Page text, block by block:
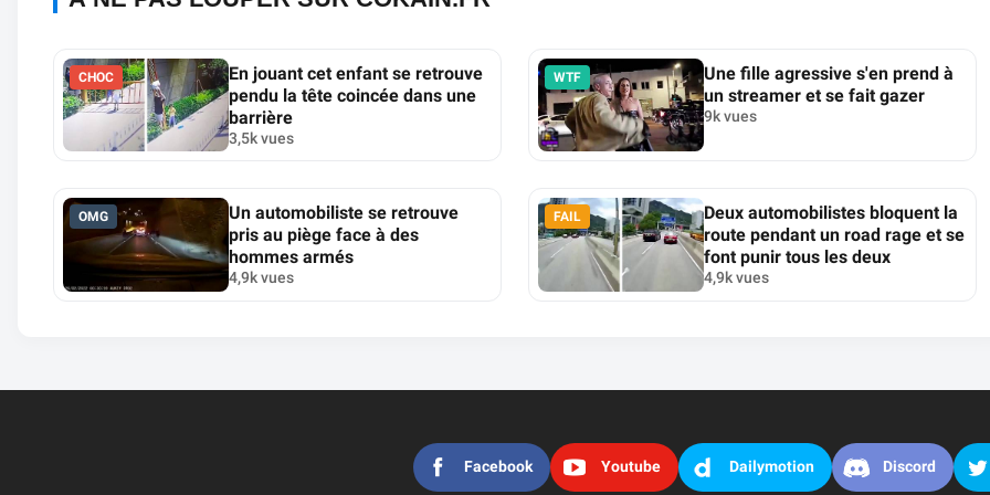
CHOC
En jouant cet enfant se retrouve
pendu la tête coincée dans une
barrière
3,5k vues
WTF
Une fille agressive s'en prend à
un streamer et se fait gazer
9k vues
OMG
Un automobiliste se retrouve
pris au piège face à des
hommes armés
4,9k vues
FAIL
Deux automobilistes bloquent la
route pendant un road rage et se
font punir tous les deux
4,9k vues
Facebook Youtube Dailymotion Discord